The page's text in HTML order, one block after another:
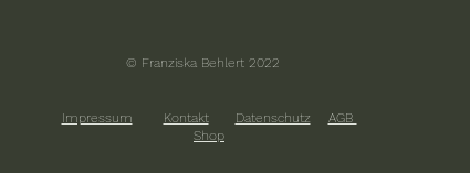
© Franziska Behlert 2022
Impressum Kontakt Datenschutz
AGB
Shop